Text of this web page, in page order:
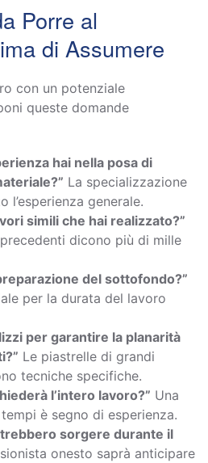
Porre al
di Assumere
con un potenziale
queste domande
hai nella posa di
La specializzazione
l’esperienza generale.
simili che hai realizzato?”
dicono più di mille
del sottofondo?”
per la durata del lavoro
per garantire la planarità
Le piastrelle di grandi
tecniche specifiche.
l’intero lavoro?” Una
è segno di esperienza.
sorgere durante il
onesto saprà anticipare